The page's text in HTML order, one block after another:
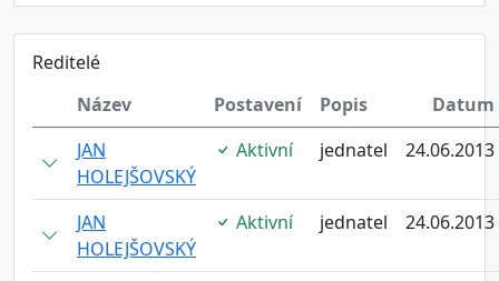
Reditelé
Název
Postavení Popis
Datum
JAN
HOLEJŠOVSKÝ
Aktivní jednatel 24.06.2013
JAN
HOLEJŠOVSKÝ
Aktivní jednatel 24.06.2013